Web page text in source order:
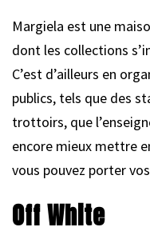
Margiela est une
dont les collections
C’est d’ailleurs en
publics, tels que des
trottoirs, que
encore mieux mettre
vous pouvez porter
Off White